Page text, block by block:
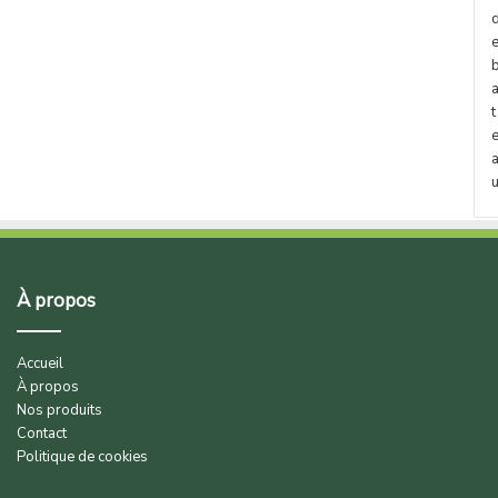
e
a
t
e
a
u
À propos
Accueil
À propos
Nos produits
Contact
Politique de cookies